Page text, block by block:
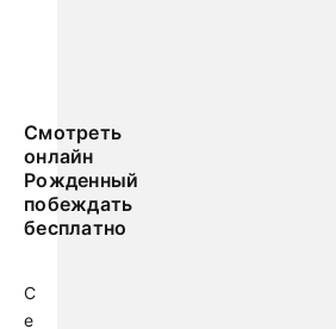
Смотреть
онлайн
Рожденный
побеждать
бесплатно
С
е